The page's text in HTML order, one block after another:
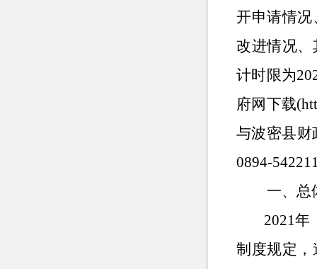
开申请情
改进情况
计时限为
府网下载
与波密县财
0894-
一、总
2021年
制度规定